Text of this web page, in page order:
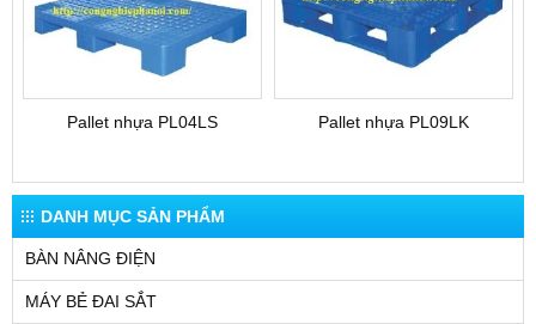
DANH MỤC SẢN PHẨM
BÀN NÂNG ĐIỆN
MÁY BẺ ĐAI SẮT
Pallet nhựa PL04LS Pallet nhựa PL09LK